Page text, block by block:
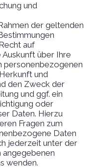
und
der geltenden
auf
über Ihre
personenbezogenen
und
den Zweck der
und ggf. ein
oder
Daten. Hierzu
Fragen zum
Daten
jederzeit unter der
angegebenen
wenden.